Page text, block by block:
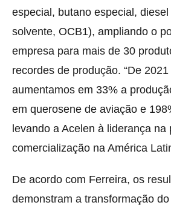
especial, butano especial,
solvente, OCB1), ampliando o
empresa para mais de 30
recordes de produção. “De
aumentamos em 33% a
em querosene de aviação e
levando a Acelen à liderança na
comercialização na América
De acordo com Ferreira, os
demonstram a transformação